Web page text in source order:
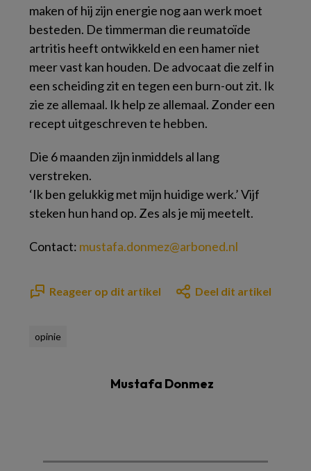
maken of hij zijn energie nog aan werk moet
besteden. De timmerman die reumatoïde
artritis heeft ontwikkeld en een hamer niet
meer vast kan houden. De advocaat die zelf in
een scheiding zit en tegen een burn-out zit. Ik
zie ze allemaal. Ik help ze allemaal. Zonder een
recept uitgeschreven te hebben.
Die 6 maanden zijn inmiddels al lang
verstreken.
‘Ik ben gelukkig met mijn huidige werk.’ Vijf
steken hun hand op. Zes als je mij meetelt.
Contact: mustafa.donmez@arboned.nl
Reageer op dit artikel Deel dit artikel
opinie
Mustafa Donmez